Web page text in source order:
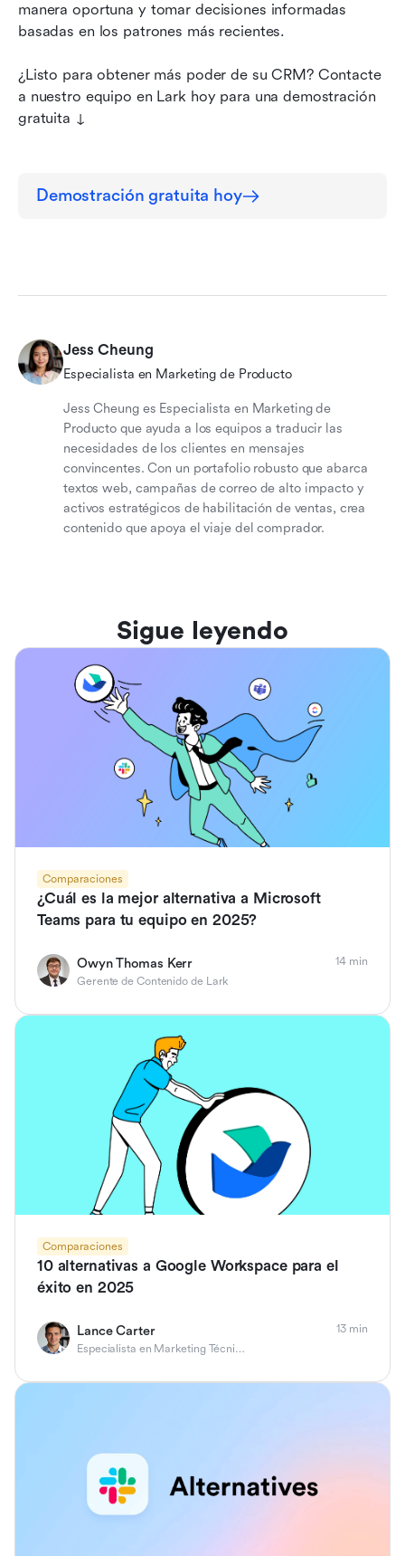
manera oportuna y tomar decisiones informadas
basadas en los patrones más recientes.
¿Listo para obtener más poder de su CRM? Contacte
a nuestro equipo en Lark hoy para una demostración
gratuita ↓
Demostración gratuita hoy
Jess Cheung
Especialista en Marketing de Producto
Jess Cheung es Especialista en Marketing de
Producto que ayuda a los equipos a traducir las
necesidades de los clientes en mensajes
convincentes. Con un portafolio robusto que abarca
textos web, campañas de correo de alto impacto y
activos estratégicos de habilitación de ventas, crea
contenido que apoya el viaje del comprador.
Sigue leyendo
Comparaciones
¿Cuál es la mejor alternativa a Microsoft
Teams para tu equipo en 2025?
Owyn Thomas Kerr
Gerente de Contenido de Lark
14 min
Comparaciones
10 alternativas a Google Workspace para el
éxito en 2025
Lance Carter
Especialista en Marketing Técnico de Producto
13 min